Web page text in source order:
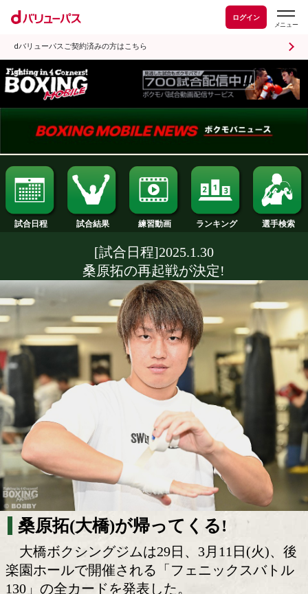
ログイン
dバリューパスご契約済みの方はこちら
試合結果 練習動画
[試合日程]2025.1.30
桑原拓の再起戦が決定!